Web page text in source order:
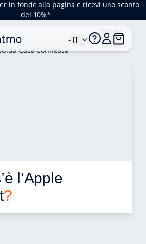
in fondo alla pagina e ricevi uno sconto
del 10%*
- IT
Casa Connessa
l’Apple
?